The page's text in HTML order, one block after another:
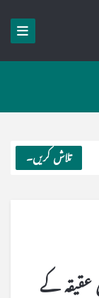
تلاش کریں۔
عقیقہ کے